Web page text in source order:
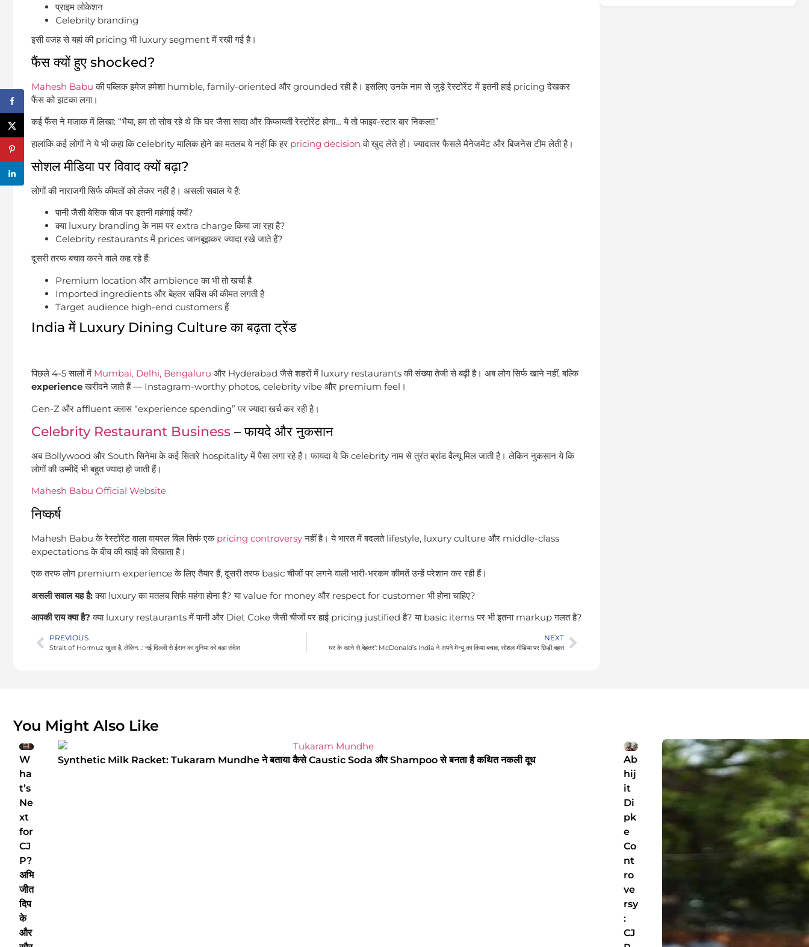
प्राइम लोकेशन
Celebrity branding
इसी वजह से यहां की pricing भी luxury segment में रखी गई है।
फैंस क्यों हुए shocked?
Mahesh Babu की पब्लिक इमेज हमेशा humble, family-oriented और grounded रही है। इसलिए उनके नाम से जुड़े रेस्टोरेंट में इतनी हाई pricing देखकर
फैंस को झटका लगा।
कई फैंस ने मज़ाक में लिखा: “भैया, हम तो सोच रहे थे कि घर जैसा सादा और किफायती रेस्टोरेंट होगा… ये तो फाइव-स्टार बार निकला!”
हालांकि कई लोगों ने ये भी कहा कि celebrity मालिक होने का मतलब ये नहीं कि हर pricing decision वो खुद लेते हों। ज्यादातर फैसले मैनेजमेंट और बिजनेस टीम लेती है।
सोशल मीडिया पर विवाद क्यों बढ़ा?
लोगों की नाराजगी सिर्फ कीमतों को लेकर नहीं है। असली सवाल ये हैं:
पानी जैसी बेसिक चीज पर इतनी महंगाई क्यों?
क्या luxury branding के नाम पर extra charge किया जा रहा है?
Celebrity restaurants में prices जानबूझकर ज्यादा रखे जाते हैं?
दूसरी तरफ बचाव करने वाले कह रहे हैं:
Premium location और ambience का भी तो खर्चा है
Imported ingredients और बेहतर सर्विस की कीमत लगती है
Target audience high-end customers हैं
India में Luxury Dining Culture का बढ़ता ट्रेंड
पिछले 4-5 सालों में Mumbai, Delhi, Bengaluru और Hyderabad जैसे शहरों में luxury restaurants की संख्या तेजी से बढ़ी है। अब लोग सिर्फ खाने नहीं, बल्कि
experienceखरीदने जाते हैं — Instagram-worthy photos, celebrity vibe और premium feel।
Gen-Z और affluent क्लास “experience spending” पर ज्यादा खर्च कर रही है।
Celebrity Restaurant Business – फायदे और नुकसान
अब Bollywood और South सिनेमा के कई सितारे hospitality में पैसा लगा रहे हैं। फायदा ये कि celebrity नाम से तुरंत ब्रांड वैल्यू मिल जाती है। लेकिन नुकसान ये कि
लोगों की उम्मीदें भी बहुत ज्यादा हो जाती हैं।
Mahesh Babu Official Website
निष्कर्ष
Mahesh Babu के रेस्टोरेंट वाला वायरल बिल सिर्फ एक pricing controversyनहीं है। ये भारत में बदलते lifestyle, luxury culture और middle-class
expectations के बीच की खाई को दिखाता है।
एक तरफ लोग premium experience के लिए तैयार हैं, दूसरी तरफ basic चीजों पर लगने वाली भारी-भरकम कीमतें उन्हें परेशान कर रही हैं।
असली सवाल यह है:क्या luxury का मतलब सिर्फ महंगा होना है? या value for money और respect for customer भी होना चाहिए?
आपकी राय क्या है? क्या luxury restaurants में पानी और Diet Coke जैसी चीजों पर हाई pricing justified है? या basic items पर भी इतना markup गलत है?
PREVIOUS
Strait of Hormuz खुला है, लेकिन…: नई दिल्ली से ईरान का दुनिया को बड़ा संदेश
NEXT
घर के खाने से बेहतर’: McDonald’s India ने अपने मेन्यू का किया बचाव, सोशल मीडिया पर छिड़ी बहस
You Might Also Like
W
ha
t’s
Ne
xt
for
CJ
P?
अभि
जीत
दिप
के
और
Synthetic Milk Racket: Tukaram Mundhe ने बताया कैसे Caustic Soda और Shampoo से बनता है कथित नकली दूध
Ab
hij
it
Di
pk
e
Co
nt
ro
ve
rsy
:
CJ